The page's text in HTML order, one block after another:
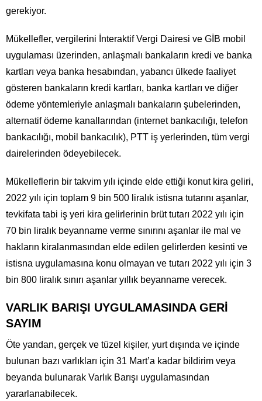
gerekiyor.
Mükellefler, vergilerini İnteraktif Vergi Dairesi ve GİB mobil
uygulaması üzerinden, anlaşmalı bankaların kredi ve banka
kartları veya banka hesabından, yabancı ülkede faaliyet
gösteren bankaların kredi kartları, banka kartları ve diğer
ödeme yöntemleriyle anlaşmalı bankaların şubelerinden,
alternatif ödeme kanallarından (internet bankacılığı, telefon
bankacılığı, mobil bankacılık), PTT iş yerlerinden, tüm vergi
dairelerinden ödeyebilecek.
Mükelleflerin bir takvim yılı içinde elde ettiği konut kira geliri,
2022 yılı için toplam 9 bin 500 liralık istisna tutarını aşanlar,
tevkifata tabi iş yeri kira gelirlerinin brüt tutarı 2022 yılı için
70 bin liralık beyanname verme sınırını aşanlar ile mal ve
hakların kiralanmasından elde edilen gelirlerden kesinti ve
istisna uygulamasına konu olmayan ve tutarı 2022 yılı için 3
bin 800 liralık sınırı aşanlar yıllık beyanname verecek.
VARLIK BARIŞI UYGULAMASINDA GERİ
SAYIM
Öte yandan, gerçek ve tüzel kişiler, yurt dışında ve içinde
bulunan bazı varlıkları için 31 Mart’a kadar bildirim veya
beyanda bulunarak Varlık Barışı uygulamasından
yararlanabilecek.